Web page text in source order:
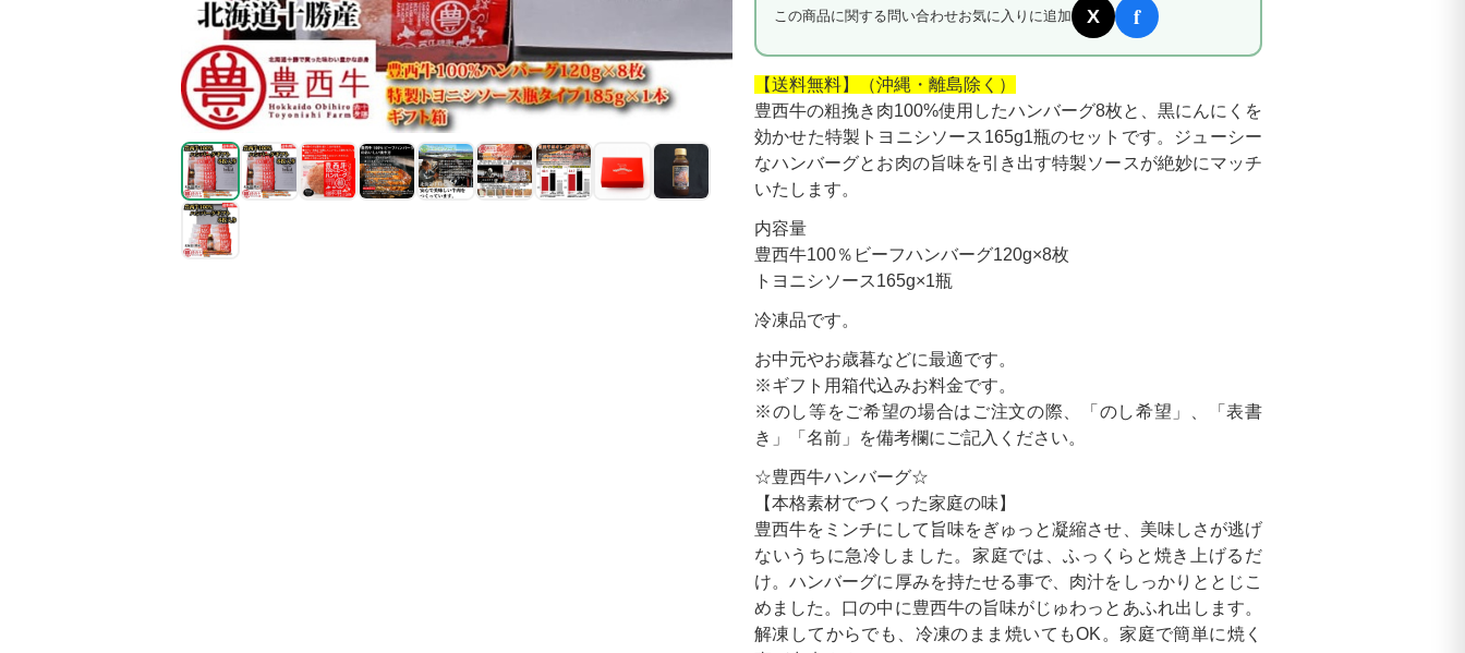
この商品に関する問い合わせお気に入りに追加 X f
【送料無料】（沖縄・離島除く）
豊西牛の粗挽き肉100%使用したハンバーグ8枚と、黒にんにくを
効かせた特製トヨニシソース165g1瓶のセットです。ジューシー
なハンバーグとお肉の旨味を引き出す特製ソースが絶妙にマッチ
いたします。
内容量
豊西牛100％ビーフハンバーグ120g×8枚
トヨニシソース165g×1瓶
冷凍品です。
お中元やお歳暮などに最適です。
※ギフト用箱代込みお料金です。
※のし等をご希望の場合はご注文の際、「のし希望」、「表書
き」「名前」を備考欄にご記入ください。
☆豊西牛ハンバーグ☆
【本格素材でつくった家庭の味】
豊西牛をミンチにして旨味をぎゅっと凝縮させ、美味しさが逃げ
ないうちに急冷しました。家庭では、ふっくらと焼き上げるだ
け。ハンバーグに厚みを持たせる事で、肉汁をしっかりととじこ
めました。口の中に豊西牛の旨味がじゅわっとあふれ出します。
解凍してからでも、冷凍のまま焼いてもOK。家庭で簡単に焼く